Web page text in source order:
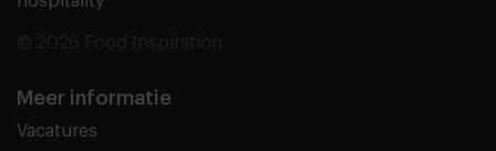
Meer informatie
Vacatures